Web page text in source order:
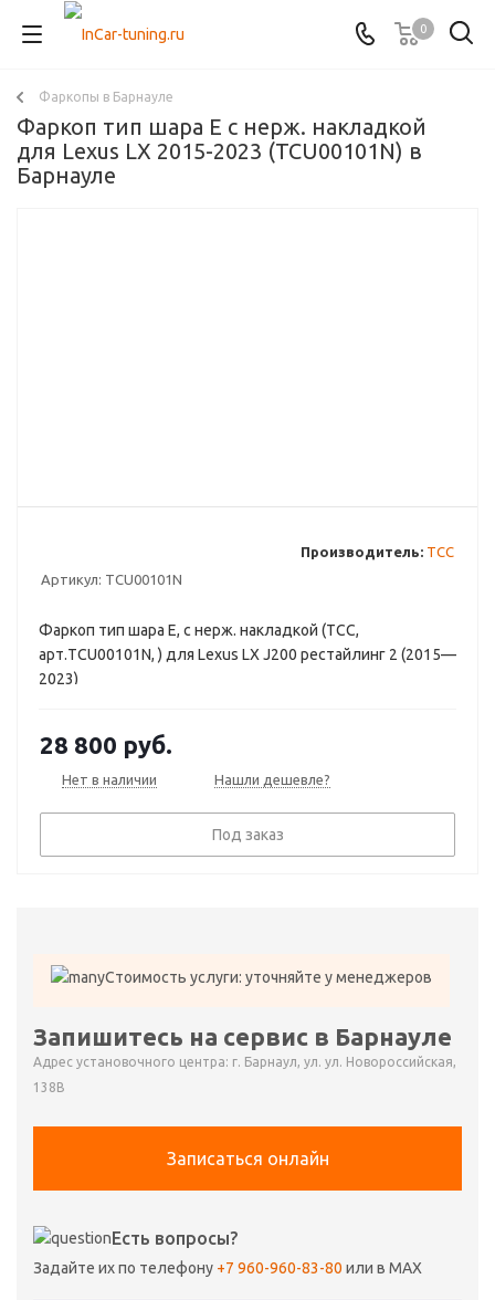
0
Фаркопы в Барнауле
Фаркоп тип шара E с нерж. накладкой
для Lexus LX 2015-2023 (TCU00101N) в
Барнауле
Артикул: TCU00101N
Производитель: ТСС
Фаркоп тип шара E, с нерж. накладкой (ТСС,
арт.TCU00101N, ) для Lexus LX J200 рестайлинг 2 (2015—
2023)
28 800 руб.
Нет в наличии Нашли дешевле?
Под заказ
Стоимость услуги: уточняйте у менеджеров
Запишитесь на сервис в Барнауле
Адрес установочного центра: г. Барнаул, ул. ул. Новороссийская,
138В
Записаться онлайн
Есть вопросы?
Задайте их по телефону +7 960-960-83-80 или в MAX